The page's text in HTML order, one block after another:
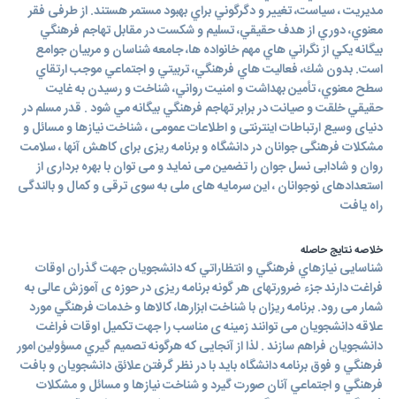
مديريت ، سياست، تغيير و دگرگوني براي بهبود مستمر هستند. از طرفی فقر
معنوي، دوري از هدف حقيقي، تسليم و شكست در مقابل تهاجم فرهنگي
بيگانه يكي از نگراني هاي مهم خانواده ها، جامعه شناسان و مربيان جوامع
است. بدون شك، فعاليت هاي فرهنگي، تربيتي و اجتماعي موجب ارتقاي
سطح معنوي، تأمين بهداشت و امنيت رواني، شناخت و رسيدن به غايت
حقيقي خلقت و صيانت در برابر تهاجم فرهنگي بيگانه مي شود . قدر مسلم در
دنياى وسيع ارتباطات اينترنتى و اطلاعات عمومى ، شناخت نيازها و مسائل و
مشكلات فرهنگى جوانان در دانشگاه و برنامه ريزى براى كاهش آنها ، سلامت
روان و شادابى نسل جوان را تضمين مى نمايد و مى توان با بهره بردارى از
استعدادهاى نوجوانان ، اين سرمايه هاى ملى به سوى ترقى و كمال و بالندگى
راه يافت
خلاصه نتایج حاصله
شناسايى نيازهاي فرهنگي و انتظاراتي كه دانشجويان جهت گذران اوقات
فراغت دارند جزء ضرورتهاى هر گونه برنامه ريزى در حوزه ى آموزش عالى به
شمار مى رود. برنامه ريزان با شناخت ابزارها، كالاها و خدمات فرهنگي مورد
علاقه دانشجويان مى توانند زمينه ى مناسب را جهت تكميل اوقات فراغت
دانشجويان فراهم سازند . لذا از آنجایی که هرگونه تصميم گيري مسؤولين امور
فرهنگي و فوق برنامه دانشگاه باید با در نظر گرفتن علائق دانشجويان و بافت
فرهنگي و اجتماعي آنان صورت گيرد و شناخت نيازها و مسائل و مشكلات